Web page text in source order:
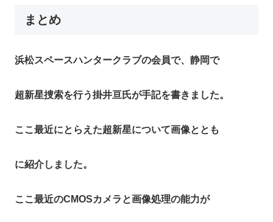
まとめ
浜松スペースハンタークラブの会員で、静岡で
超新星捜索を行う掛井亘氏が手記を書きました。
ここ最近にとらえた超新星について画像ととも
に紹介しました。
ここ最近のCMOSカメラと画像処理の能力が